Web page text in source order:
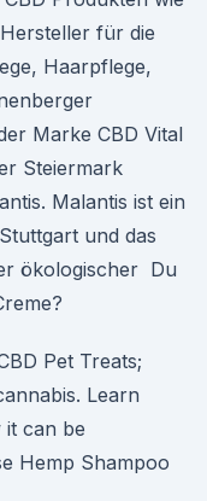
für die
Haarpflege,
Marke CBD Vital
Steiermark
Malantis ist ein
und das
ökologischer Du
Pet Treats;
Learn
it can be
Hemp Shampoo